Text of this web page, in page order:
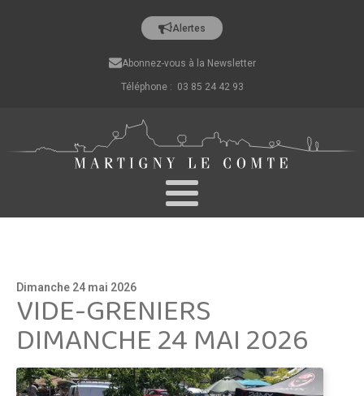
Alertes
Abonnez-vous à la Newsletter
Téléphone : 03 85 24 42 93
Dimanche 24 mai 2026
VIDE-GRENIERS
DIMANCHE 24 MAI 2026